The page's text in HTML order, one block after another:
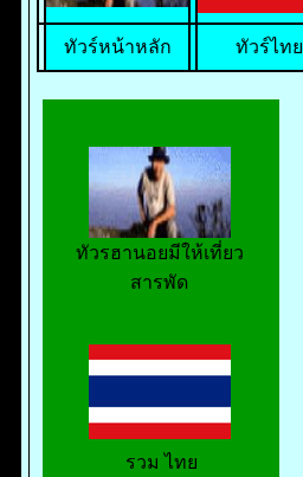
ทัวร์หน้าหลัก ทัวร์ไทย
ทัวรฮานอยมีให้เที่ยว
สารพัด
รวม ไทย